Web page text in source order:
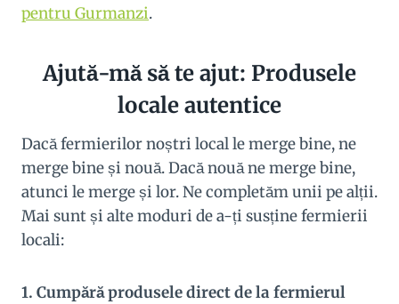
pentru Gurmanzi.
Ajută-mă să te ajut: Produsele
locale autentice
Dacă fermierilor noștri local le merge bine, ne
merge bine și nouă. Dacă nouă ne merge bine,
atunci le merge și lor. Ne completăm unii pe alții.
Mai sunt și alte moduri de a-ți susține fermierii
locali:
1. Cumpără produsele direct de la fermierul